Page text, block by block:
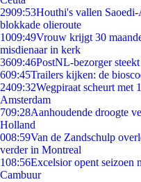
2909:53Houthi's vallen Saoedi-
blokkade olieroute
1009:49Vrouw krijgt 30
misdienaar in kerk
3609:46PostNL-bezorger
609:45Trailers kijken: de
2409:32Wegpiraat scheurt met
Amsterdam
709:28Aanhoudende droogte
Holland
008:59Van de Zandschulp
verder in Montreal
108:56Excelsior opent seizoen
Cambuur